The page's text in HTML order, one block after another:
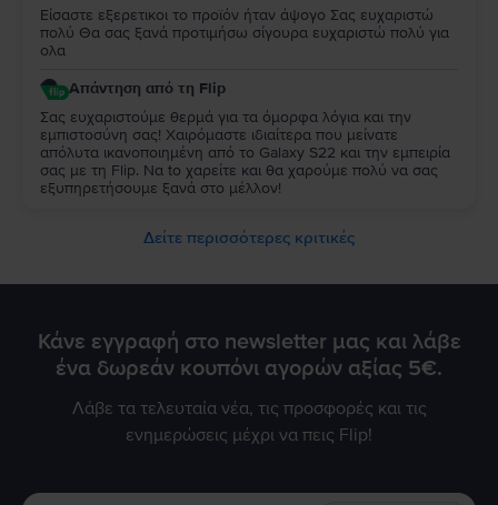
Είσαστε εξερετικοι το προϊόν ήταν άψογο Σας ευχαριστώ
πολύ Θα σας ξανά προτιμήσω σίγουρα ευχαριστώ πολύ για
ολα
Απάντηση από τη Flip
Σας ευχαριστούμε θερμά για τα όμορφα λόγια και την
εμπιστοσύνη σας! Χαιρόμαστε ιδιαίτερα που μείνατε
απόλυτα ικανοποιημένη από τo Galaxy S22 και την εμπειρία
σας με τη Flip. Να to χαρείτε και θα χαρούμε πολύ να σας
εξυπηρετήσουμε ξανά στο μέλλον!
Δείτε περισσότερες κριτικές
Κάνε εγγραφή στο newsletter μας και λάβε
ένα δωρεάν κουπόνι αγορών αξίας 5€.
Λάβε τα τελευταία νέα, τις προσφορές και τις
ενημερώσεις μέχρι να πεις Flip!